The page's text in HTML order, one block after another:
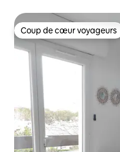
Coup de cœur voyageurs
Coup de cœur voyageurs